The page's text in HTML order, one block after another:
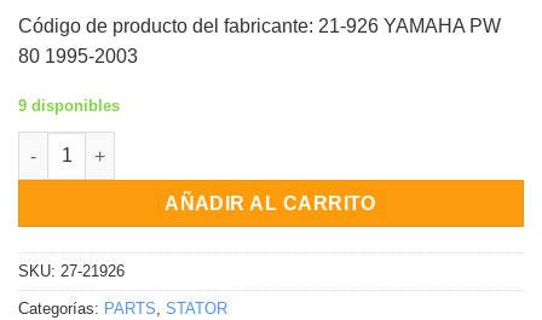
Código de producto del fabricante: 21-926 YAMAHA PW
80 1995-2003
9 disponibles
Estator Yamaha PW 80 1995-2003 cantidad
AÑADIR AL CARRITO
SKU: 27-21926
Categorías: PARTS STATOR